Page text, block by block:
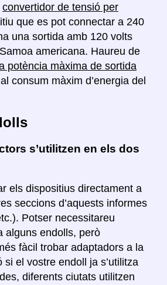
convertidor de tensió per
que es pot connectar a 240
una sortida amb 120 volts
americana. Haureu de
potència màxima de sortida
consum màxim d’energia del
s’utilitzen en els dos
els dispositius directament a
seccions d’aquests informes
Potser necessitareu
alguns endolls, però
fàcil trobar adaptadors a la
si el vostre endoll ja s’utilitza
diferents ciutats utilitzen